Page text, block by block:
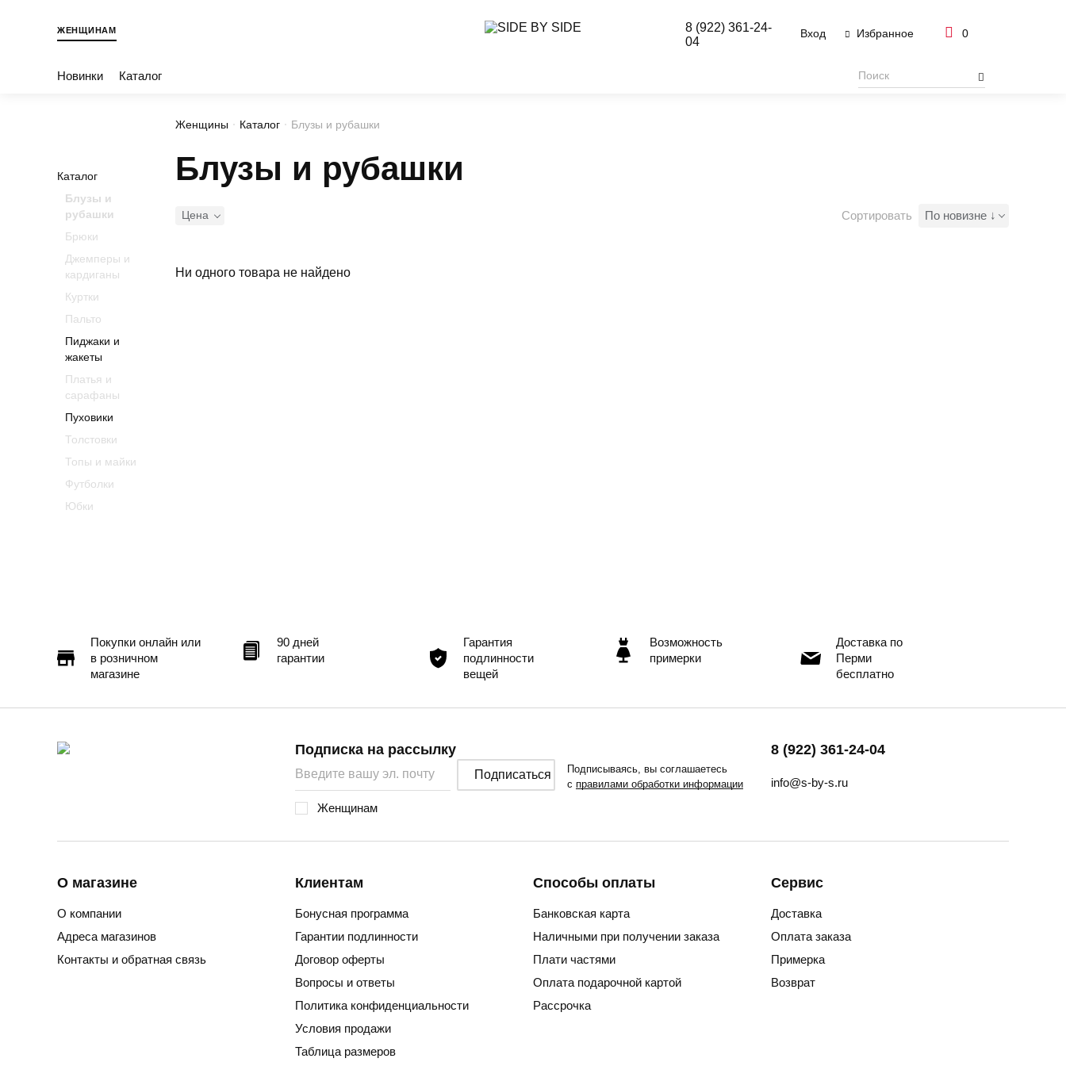
ЖЕНЩИНАМ Вход Избранное 0
Новинки Каталог
8 (922) 361-24-
04
Каталог
Блузы и
рубашки
Брюки
Джемперы и
кардиганы
Куртки
Пальто
Пиджаки и
жакеты
Платья и
сарафаны
Пуховики
Толстовки
Топы и майки
Футболки
Юбки
Женщины Каталог Блузы и рубашки
Блузы и рубашки
Цена Сортировать По новизне ↓
Ни одного товара не найдено
Покупки онлайн или
в розничном
магазине
90 дней
гарантии
Гарантия
подлинности
вещей
Возможность
примерки
Доставка по
Перми
бесплатно
8 (922) 361-24-04
info@s-by-s.ru
Подписка на рассылку
Подписаться
Подписываясь, вы соглашаетесь
с правилами обработки информации
Женщинам
О магазине
О компании
Адреса магазинов
Контакты и обратная связь
Клиентам
Бонусная программа
Гарантии подлинности
Договор оферты
Вопросы и ответы
Политика конфиденциальности
Условия продажи
Таблица размеров
Способы оплаты
Банковская карта
Наличными при получении заказа
Плати частями
Оплата подарочной картой
Рассрочка
Сервис
Доставка
Оплата заказа
Примерка
Возврат